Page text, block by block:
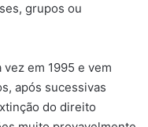
grupos ou
em 1995 e vem
após sucessivas
do direito